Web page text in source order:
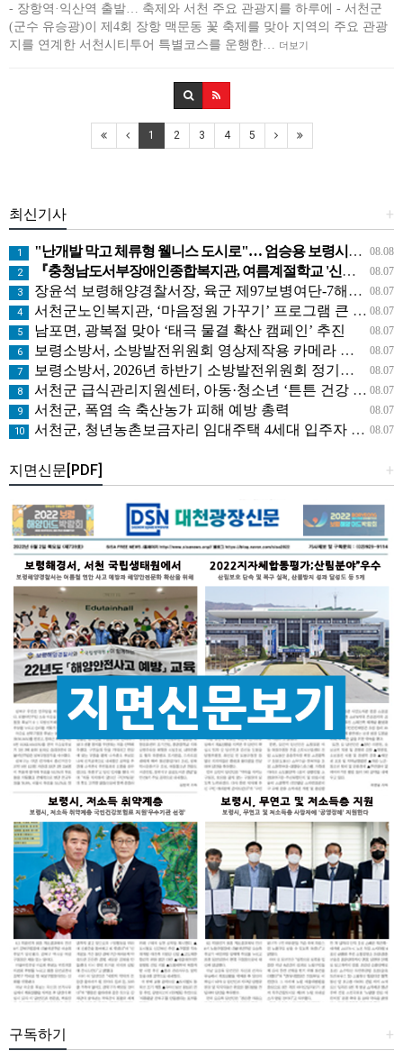
- 장항역·익산역 출발… 축제와 서천 주요 관광지를 하루에 - 서천군
(군수 유승광)이 제4회 장항 맥문동 꽃 축제를 맞아 지역의 주요 관광
지를 연계한 서천시티투어 특별코스를 운행한…
더보기
1 2 3 4 5
+
최신기사
08.08
1 "난개발 막고 체류형 웰니스 도시로"… 엄승용 보령시장, 청라면 찾아 첫 '주민 대화'
08.07
2 『충청남도서부장애인종합복지관, 여름계절학교 '신나는 여름탐험대' 성료』
08.07
3 장윤석 보령해양경찰서장, 육군 제97보병여단-7해안감시대대 방문… 밀입국 차단 공조 강화
08.07
4 서천군노인복지관, ‘마음정원 가꾸기’ 프로그램 큰 호응
08.07
5 남포면, 광복절 맞아 ‘태극 물결 확산 캠페인’ 추진
08.07
6 보령소방서, 소방발전위원회 영상제작용 카메라 기탁으로 영상 홍보 역량 강화
08.07
7 보령소방서, 2026년 하반기 소방발전위원회 정기회의 개최
08.07
8 서천군 급식관리지원센터, 아동·청소년 ‘튼튼 건강 교실’ 운영
08.07
9 서천군, 폭염 속 축산농가 피해 예방 총력
08.07
10 서천군, 청년농촌보금자리 임대주택 4세대 입주자 모집
+
지면신문[PDF]
+
구독하기